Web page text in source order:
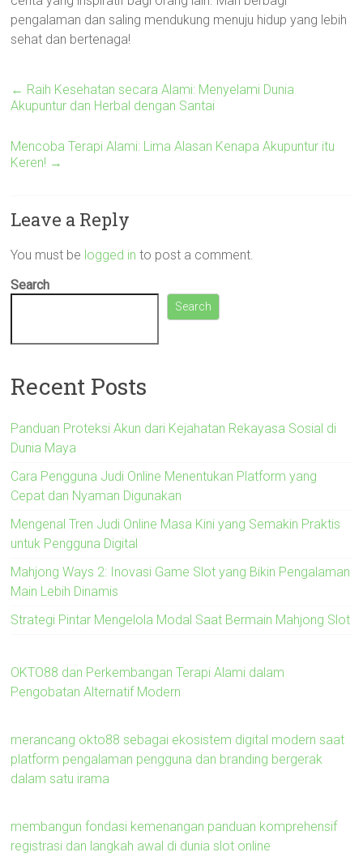
pengalaman dan saling mendukung menuju hidup yang lebih
sehat dan bertenaga!
← Raih Kesehatan secara Alami: Menyelami Dunia
Akupuntur dan Herbal dengan Santai
Mencoba Terapi Alami: Lima Alasan Kenapa Akupuntur itu
Keren! →
Leave a Reply
You must be logged in to post a comment.
Search
Search
Recent Posts
Panduan Proteksi Akun dari Kejahatan Rekayasa Sosial di
Dunia Maya
Cara Pengguna Judi Online Menentukan Platform yang
Cepat dan Nyaman Digunakan
Mengenal Tren Judi Online Masa Kini yang Semakin Praktis
untuk Pengguna Digital
Mahjong Ways 2: Inovasi Game Slot yang Bikin Pengalaman
Main Lebih Dinamis
Strategi Pintar Mengelola Modal Saat Bermain Mahjong Slot
OKTO88 dan Perkembangan Terapi Alami dalam
Pengobatan Alternatif Modern
merancang okto88 sebagai ekosistem digital modern saat
platform pengalaman pengguna dan branding bergerak
dalam satu irama
membangun fondasi kemenangan panduan komprehensif
registrasi dan langkah awal di dunia slot online